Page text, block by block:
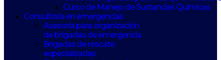
Curso de Manejo de Sustancias Químicas
Consultoría en emergencias
Asesoría para organización
de brigadas de emergencia
Brigadas de rescate
especializadas